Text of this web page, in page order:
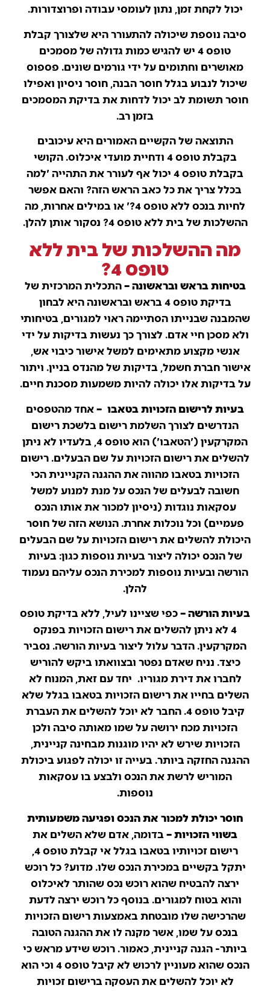
יכול לקחת זמן, נתון לעומסי עבודה ופרוצדורות.
סיבה נוספת שיכולה להתעורר היא שלצורך קבלת
טופס 4 יש להגיש כמות גדולה של מסמכים
מאושרים וחתומים על ידי גורמים שונים. פספוס
שיכול לנבוע בגלל חוסר הבנה, חוסר ניסיון ואפילו
חוסר תשומת לב יכול לדחות את בדיקת המסמכים
בזמן רב.
התוצאה של הקשיים האמורים היא עיכובים
בקבלת טופס 4 ודחיית מועדי איכלוס. הקושי
בקבלת טופס 4 יכול אף לעורר את התהייה 'למה
בכלל צריך את כל כאב הראש הזה? והאם אפשר
לחיות בנכס ללא טופס 4?' או במילים אחרות, מה
ההשלכות של בית ללא טופס 4? נסקור אותן להלן.
מה ההשלכות של בית ללא
טופס 4?
בטיחות בראש ובראשונה –התכלית המרכזית של
בדיקת טופס 4 בראש ובראשונה היא לבחון
שהמבנה שבנייתו הסתיימה ראוי למגורים, בטיחותי
ולא מסכן חיי אדם. לצורך כך נעשות בדיקות על ידי
אנשי מקצוע מתאימים למשל אישור כיבוי אש,
אישור חברת חשמל, בדיקות של מהנדס בניין. ויתור
על בדיקות אלו יכולה להיות משמעות מסכנת חיים.
בעיות לרישום הזכויות בטאבו –אחד מהטפסים
הנדרשים לצורך השלמת רישום בלשכת רישום
המקרקעין ('הטאבו') הוא טופס 4, בלעדיו לא ניתן
להשלים את רישום הזכויות על שם הבעלים. רישום
הזכויות בטאבו מהווה את ההגנה הקניינית הכי
חשובה לבעלים של הנכס על מנת למנוע למשל
עסקאות נוגדות (ניסיון למכור את אותו הנכס
פעמיים) וכל נוכלות אחרת. הנושא הזה של חוסר
היכולת להשלים את רישום הזכויות על שם הבעלים
של הנכס יכולה ליצור בעיות נוספות כגון: בעיות
הורשה ובעיות נוספות למכירת הנכס עליהם נעמוד
להלן.
בעיות הורשה –כפי שציינו לעיל, ללא בדיקת טופס
4 לא ניתן להשלים את רישום הזכויות בפנקס
המקרקעין. הדבר עלול ליצור בעיות הורשה. נסביר
כיצד. נניח שאדם נפטר ובצוואתו ביקש להוריש
לחברו את דירת מגוריו. יחד עם זאת, המנוח לא
השלים בחייו את רישום הזכויות בטאבו בגלל שלא
קיבל טופס 4. החבר לא יוכל להשלים את העברת
הזכויות מכח ירושה על שמו מאותה סיבה ולכן
הזכויות שירש לא יהיו מוגנות מבחינה קניינית,
ההגנה החזקה ביותר. בעייה זו יכולה לפגוע ביכולת
המוריש לרשת את הנכס ולבצע בו עסקאות
נוספות.
חוסר יכולת למכור את הנכס ופגיעה משמעותית
בשווי הזכויות – בדומה, אדם שלא השלים את
יתקל בקשיים במכירת הנכס שלו. מדוע? כל רוכש
ירצה להבטיח שהוא רוכש נכס שהותר לאיכלוס
והוא בטוח למגורים. בנוסף כל רוכש ירצה לדעת
שהרכישה שלו מובטחת באמצעות רישום הזכויות
בנכס על שמו, אשר מקנה לו את ההגנה הטובה
ביותר- הגנה קניינית, כאמור. רוכש שידע מראש כי
הנכס שהוא מעוניין לרכוש לא קיבל טופס 4 וכי הוא
לא יוכל להשלים את העסקה ברישום זכויות